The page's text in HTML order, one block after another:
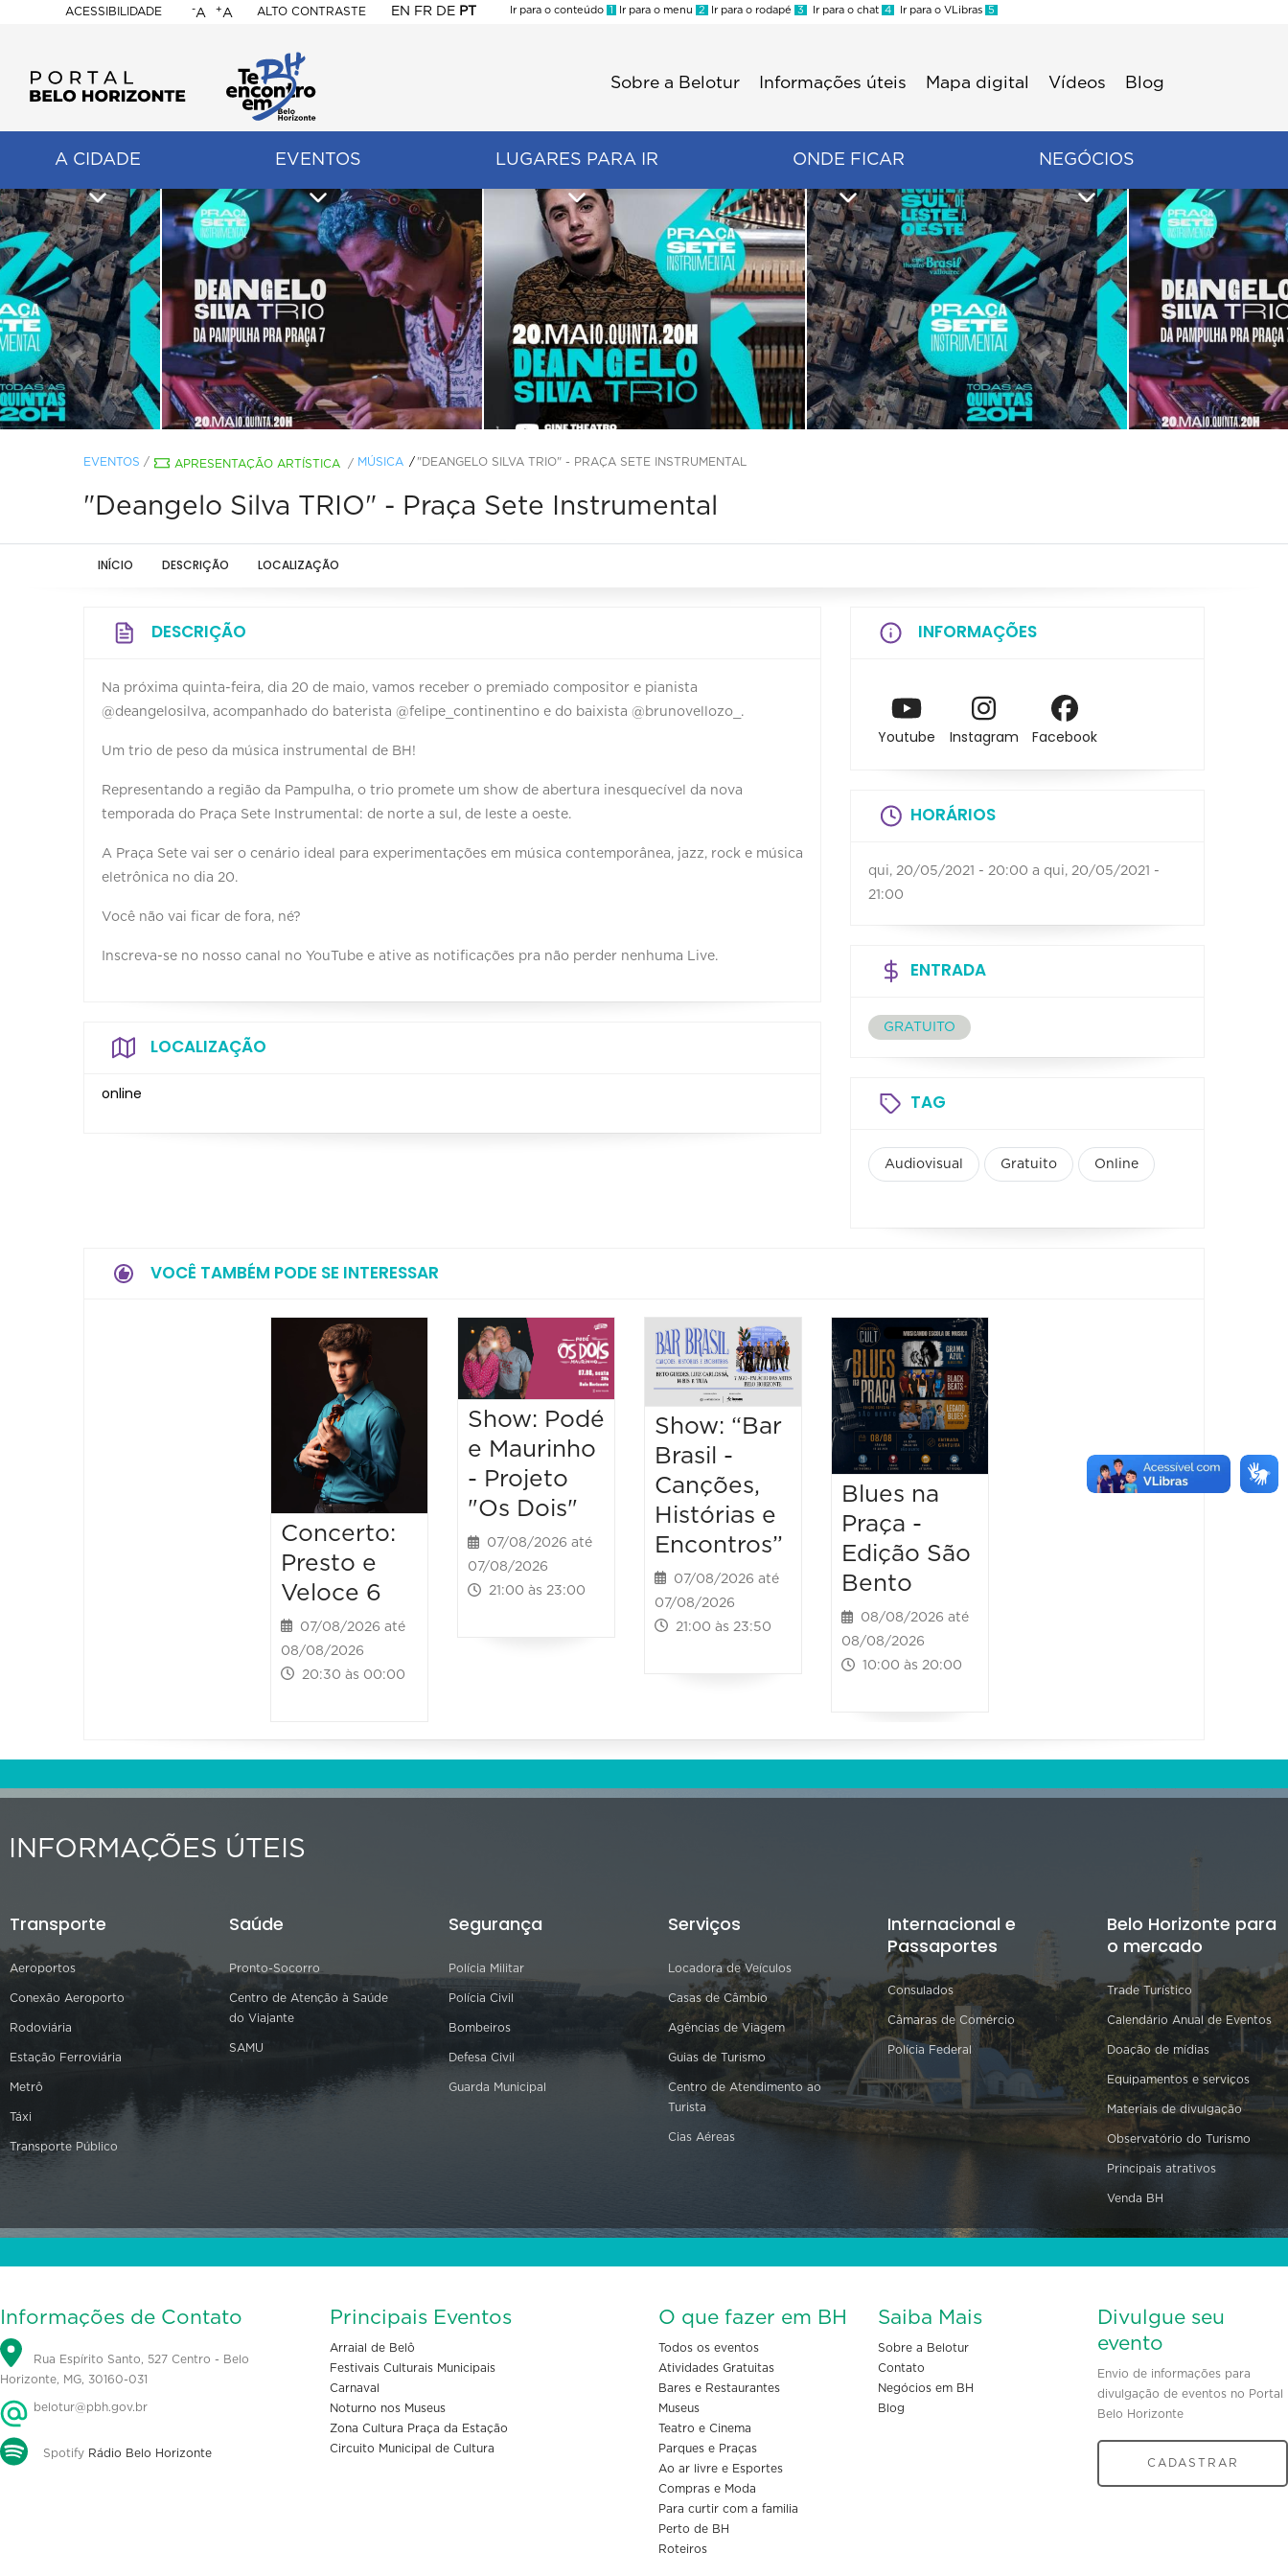
ACESSIBILIDADE
BELO
HORIZONTE
-A +A ALTO CONTRASTE EN FR DE PT
Ir para o conteúdo 1 Ir para o menu 2 Ir para o rodapé 3 Ir para o chat 4 Ir para o VLibras 5
Sobre a Belotur Informações úteis Mapa digital Vídeos Blog
A CIDADE EVENTOS LUGARES PARA IR ONDE FICAR NEGÓCIOS
EVENTOS / APRESENTAÇÃO ARTÍSTICA / MÚSICA "DEANGELO SILVA TRIO" - PRAÇA SETE INSTRUMENTAL
"Deangelo Silva TRIO" - Praça Sete Instrumental
INÍCIO DESCRIÇÃO LOCALIZAÇÃO
DESCRIÇÃO
Na próxima quinta-feira, dia 20 de maio, vamos receber o premiado compositor e pianista
@deangelosilva, acompanhado do baterista @felipe_continentino e do baixista @brunovellozo_.
Um trio de peso da música instrumental de BH!
Representando a região da Pampulha, o trio promete um show de abertura inesquecível da nova
temporada do Praça Sete Instrumental: de norte a sul, de leste a oeste.⠀ ⠀
A Praça Sete vai ser o cenário ideal para experimentações em música contemporânea, jazz, rock e música
eletrônica no dia 20.⠀ ⠀
Você não vai ficar de fora, né?
Inscreva-se no nosso canal no YouTube e ative as notificações pra não perder nenhuma Live.
LOCALIZAÇÃO
online
INFORMAÇÕES
Youtube Instagram Facebook
HORÁRIOS
qui, 20/05/2021 - 20:00 a qui, 20/05/2021 -
21:00
ENTRADA
GRATUITO
TAG
Audiovisual Gratuito Online
VOCÊ TAMBÉM PODE SE INTERESSAR
Concerto:
Presto e
Veloce 6
07/08/2026 até
08/08/2026
20:30 às 00:00
Show: Podé
e Maurinho
- Projeto
"Os Dois"
07/08/2026 até
07/08/2026
21:00 às 23:00
Show: “Bar
Brasil -
Canções,
Histórias e
Encontros”
07/08/2026 até
07/08/2026
21:00 às 23:50
Blues na
Praça -
Edição São
Bento
08/08/2026 até
08/08/2026
10:00 às 20:00
Bones
Brass Band
08/08/
13:00
INFORMAÇÕES ÚTEIS
Transporte
Aeroportos
Conexão Aeroporto
Rodoviária
Estação Ferroviária
Metrô
Táxi
Transporte Público
Saúde
Pronto-Socorro
Centro de Atenção à Saúde
do Viajante
SAMU
Segurança
Polícia Militar
Polícia Civil
Bombeiros
Defesa Civil
Guarda Municipal
Serviços
Locadora de Veículos
Casas de Câmbio
Agências de Viagem
Guias de Turismo
Centro de Atendimento ao
Turista
Cias Aéreas
Internacional e
Passaportes
Consulados
Câmaras de Comércio
Polícia Federal
Belo Horizonte para
o mercado
Trade Turístico
Calendário Anual de Eventos
Doação de mídias
Equipamentos e serviços
Materiais de divulgação
Observatório do Turismo
Principais atrativos
Venda BH
Informações de Contato
Rua Espírito Santo, 527 Centro - Belo
Horizonte, MG, 30160-031
belotur@pbh.gov.br
Spotify Rádio Belo Horizonte
Principais Eventos
Arraial de Belô
Festivais Culturais Municipais
Carnaval
Noturno nos Museus
Zona Cultura Praça da Estação
Circuito Municipal de Cultura
O que fazer em BH
Todos os eventos
Atividades Gratuitas
Bares e Restaurantes
Museus
Teatro e Cinema
Parques e Praças
Ao ar livre e Esportes
Compras e Moda
Para curtir com a familia
Perto de BH
Roteiros
Saiba Mais
Sobre a Belotur
Contato
Negócios em BH
Blog
Divulgue seu
evento
Envio de informações para
divulgação de eventos no Portal
Belo Horizonte
CADASTRAR